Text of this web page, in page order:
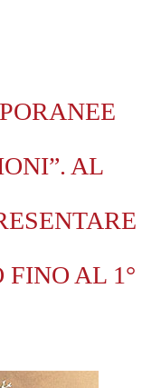
AL
FINO AL 1°